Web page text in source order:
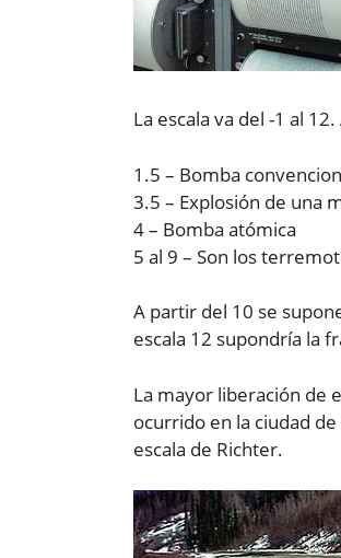
La escala va del -1 al
1.5 – Bomba
3.5 – Explosión de una
4 – Bomba atómica
5 al 9 – Son los
A partir del 10 se
escala 12 supondría la
La mayor liberación de
ocurrido en la ciudad
escala de Richter.